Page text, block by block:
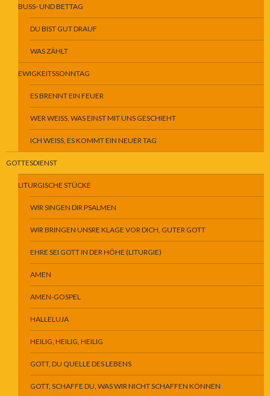
BUSS- UND BETTAG
DU BIST GUT DRAUF
WAS ZÄHLT
EWIGKEITSSONNTAG
ES BRENNT EIN FEUER
WER WEISS, WAS EINST MIT UNS GESCHIEHT
ICH WEISS, ES KOMMT EIN NEUER TAG
GOTTESDIENST
LITURGISCHE STÜCKE
WIR SINGEN DIR PSALMEN
WIR BRINGEN UNSRE KLAGE VOR DICH, GUTER GOTT
EHRE SEI GOTT IN DER HÖHE (LITURGIE)
AMEN
AMEN-GOSPEL
HALLELUJA
HEILIG, HEILIG, HEILIG
GOTT, DU QUELLE DES LEBENS
GOTT, SCHAFFE DU, WAS WIR NICHT SCHAFFEN KÖNNEN